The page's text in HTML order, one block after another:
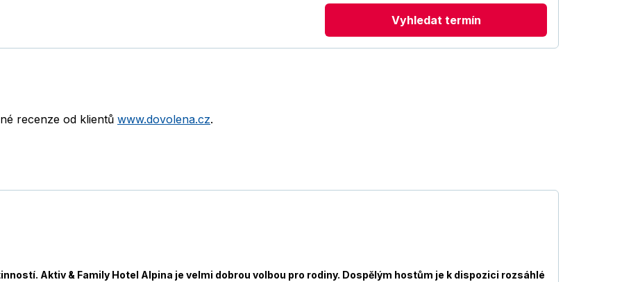
Vyhledat termín
recenze od klientů www.dovolena.cz.
Aktiv & Family Hotel Alpina je velmi dobrou volbou pro rodiny. Dospělým hostům je k dispozici rozsáhlé